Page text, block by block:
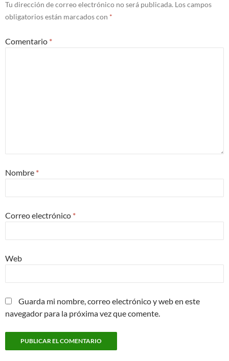
Tu dirección de correo electrónico no será publicada. Los campos
obligatorios están marcados con *
Comentario *
Nombre *
Correo electrónico *
Web
Guarda mi nombre, correo electrónico y web en este
navegador para la próxima vez que comente.